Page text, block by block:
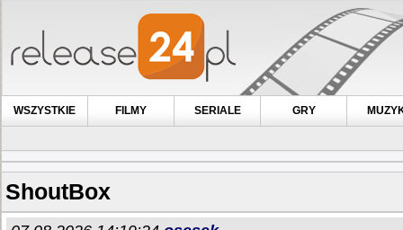
WSZYSTKIE FILMY SERIALE GRY
ShoutBox